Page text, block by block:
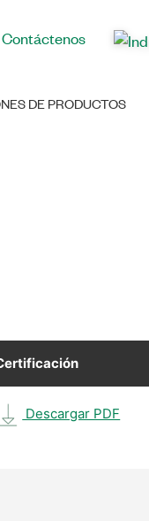
Contáctenos
DE PRODUCTOS
Descargar PDF